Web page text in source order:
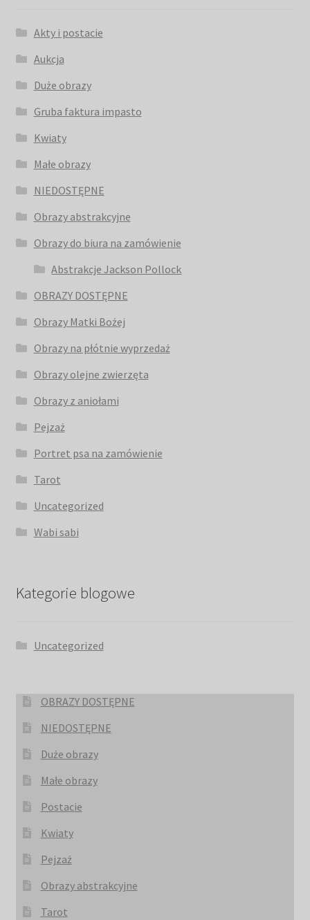
Akty i postacie
Aukcja
Duże obrazy
Gruba faktura impasto
Kwiaty
Małe obrazy
NIEDOSTĘPNE
Obrazy abstrakcyjne
Obrazy do biura na zamówienie
Abstrakcje Jackson Pollock
OBRAZY DOSTĘPNE
Obrazy Matki Bożej
Obrazy na płótnie wyprzedaż
Obrazy olejne zwierzęta
Obrazy z aniołami
Pejzaż
Portret psa na zamówienie
Tarot
Uncategorized
Wabi sabi
Kategorie blogowe
Uncategorized
OBRAZY DOSTĘPNE
NIEDOSTĘPNE
Duże obrazy
Małe obrazy
Postacie
Kwiaty
Pejzaż
Obrazy abstrakcyjne
Tarot